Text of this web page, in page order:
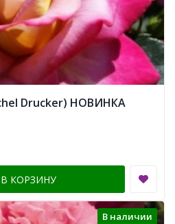
Drucker) НОВИНКА
В КОРЗИНУ
В наличии